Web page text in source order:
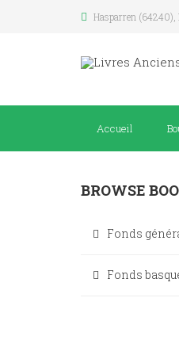
Hasparren (64240),
Accueil
BROWSE
Fonds
Fonds